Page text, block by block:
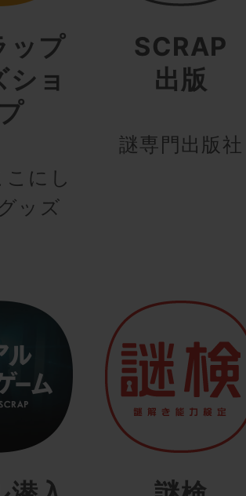
ップ
ショ
にし
ッズ
SCRAP
出版
謎専門出版社